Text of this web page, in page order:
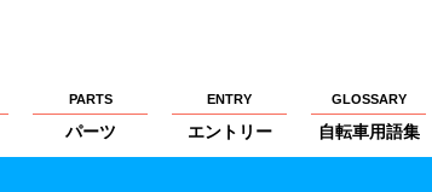
PARTS
パーツ
ENTRY
エントリー
GLOSSARY
自転車用語集